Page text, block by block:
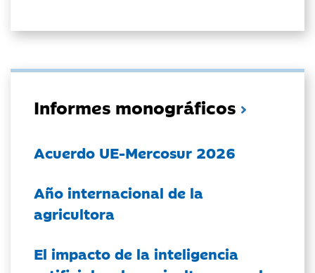
Informes monográficos
Acuerdo UE-Mercosur 2026
Año internacional de la
agricultora
El impacto de la inteligencia